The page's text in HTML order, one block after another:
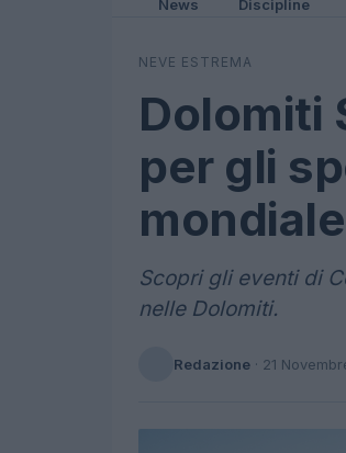
News Discipline
NEVE ESTREMA
Dolomiti
per gli
mondiale
Scopri gli eventi di
nelle Dolomiti.
Redazione · 21